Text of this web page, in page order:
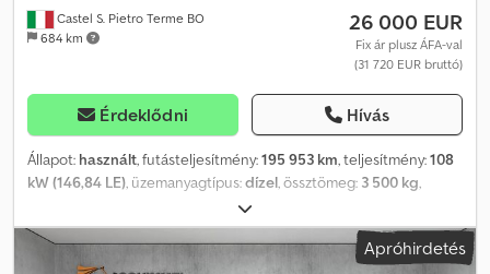
Castel S. Pietro Terme BO
684 km
26 000 EUR
Fix ár plusz ÁFA-val
(31 720 EUR bruttó)
Érdeklődni Hívás
Állapot: használt, futásteljesítmény:195 953 km, teljesítmény:108
kW (146,84 LE) , üzemanyagtípus:dízel , össztömeg: 3 500 kg
, első forgalomba helyezés:
Információért Dkedpey Idrmsfx Anzor
Apróhirdetés